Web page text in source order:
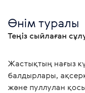
Өнім туралы
Теңіз сыйлаған
Жастықтың нағыз
балдырлары,
және пуллулан